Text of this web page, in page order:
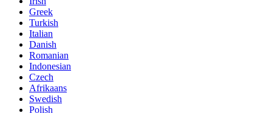
Greek
Turkish
Italian
Danish
Romanian
Indonesian
Czech
Afrikaans
Swedish
Polish